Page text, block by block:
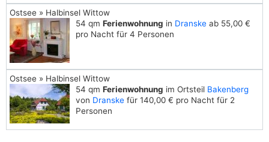
Ostsee » Halbinsel Wittow
54 qm Ferienwohnung in Dranske ab 55,00 €
pro Nacht für 4 Personen
Ostsee » Halbinsel Wittow
54 qm Ferienwohnung im Ortsteil Bakenberg
von Dranske für 140,00 € pro Nacht für 2
Personen